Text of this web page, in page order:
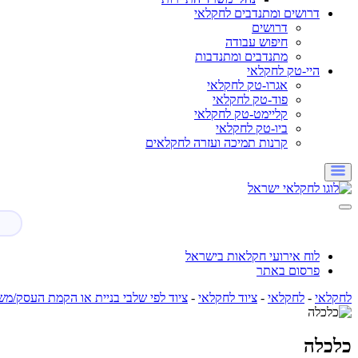
דרושים ומתנדבים לחקלאי
דרושים
חיפוש עבודה
מתנדבים ומתנדבות
היי-טק לחקלאי
אגרו-טק לחקלאי
פוד-טק לחקלאי
קליימט-טק לחקלאי
ביו-טק לחקלאי
קרנות תמיכה ועזרה לחקלאים
לוח אירועי חקלאות בישראל
פרסום באתר
לחקלאי - לחקלאי - ציוד לחקלאי - ציוד לפי שלבי בניית או הקמת העסק/
כלכלה